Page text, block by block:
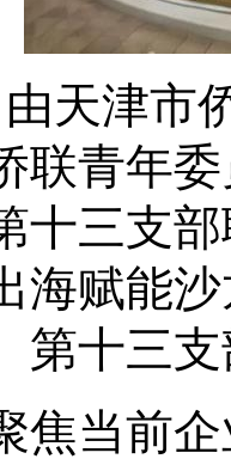
津市侨
联青年
十三支
海赋能
第十三
当前企